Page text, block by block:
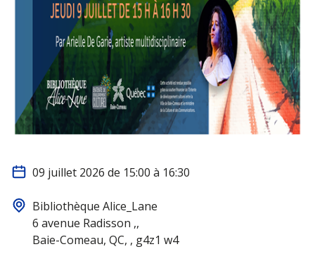
09 juillet 2026 de 15:00 à 16:30
Bibliothèque Alice_Lane
6 avenue Radisson ,,
Baie-Comeau, QC, , g4z1 w4